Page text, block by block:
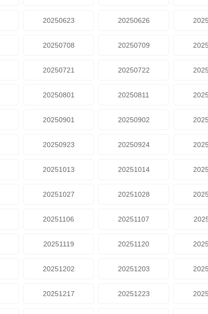
20250623 20250626
20250708 20250709
20250721 20250722
20250801 20250811
20250901 20250902
20250923 20250924
20251013 20251014
20251027 20251028
20251106 20251107
20251119 20251120
20251202 20251203
20251217 20251223